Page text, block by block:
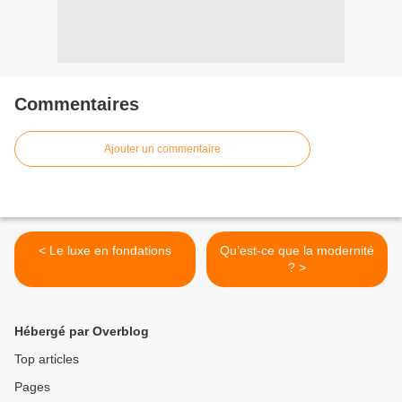
Commentaires
Ajouter un commentaire
< Le luxe en fondations
Qu’est-ce que la modernité
? >
Hébergé par Overblog
Top articles
Pages